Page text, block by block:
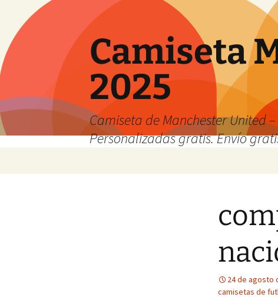
Camiseta
2025
Camiseta de Manchester United
Personalizadas gratis. Envío
24 de agosto
camisetas de